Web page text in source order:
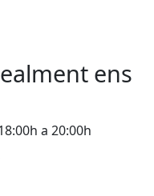
ens
a 20:00h